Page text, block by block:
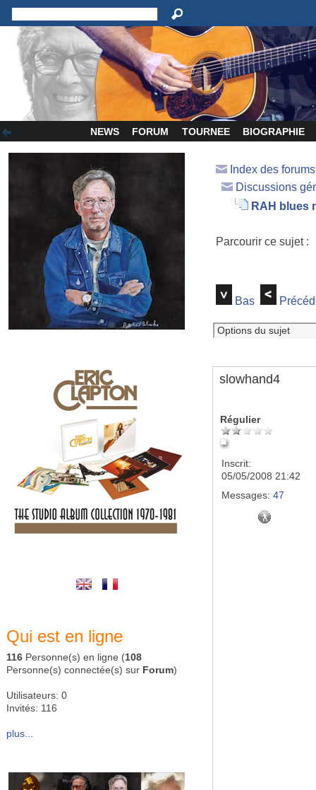
NEWS FORUM TOURNEE BIOGRAPHIE
Qui est en ligne
116 Personne(s) en ligne (108
Personne(s) connectée(s) sur Forum)
Utilisateurs: 0
Invités: 116
plus...
Index des
Discussions
RAH blues
Parcourir ce sujet
Bas
slowhand4
Régulier
Inscrit:
05/05/2008 21:42
Messages: 47